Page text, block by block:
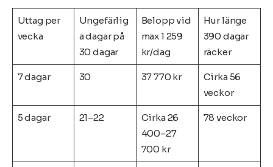
Uttag per
vecka
Ungefärlig
a dagar på
30 dagar
Belopp vid
max 1 259
kr/dag
Hur länge
390 dagar
räcker
7 dagar 30 37 770 kr
Cirka 56
veckor
5 dagar 21–22
Cirka 26
400–27
700 kr
78 veckor